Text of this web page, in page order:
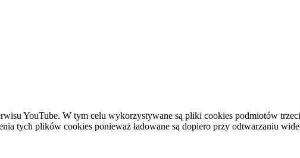
YouTube. W tym celu wykorzystywane są pliki cookies podmiotów
tych plików cookies ponieważ ładowane są dopiero przy odtwarzaniu